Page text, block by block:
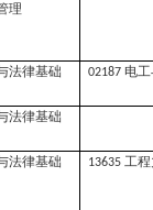
理
法律基础 02187 电
法律基础
法律基础 13635工